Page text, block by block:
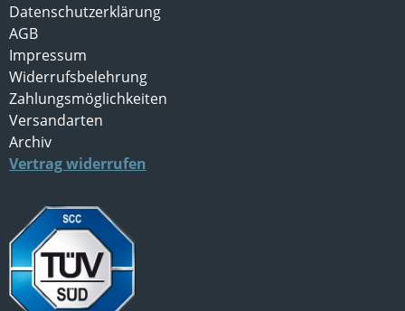
Datenschutzerklärung
AGB
Impressum
Widerrufsbelehrung
Zahlungsmöglichkeiten
Versandarten
Archiv
Vertrag widerrufen